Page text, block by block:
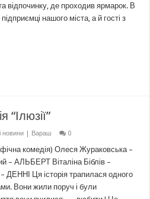
відпочинку, де проходив ярмарок. В
нашого міста, а й гості з
“Ілюзії”
новини | Вараш 0
комедія) Олеся Жураковська –
– АЛЬБЕРТ Віталіна Біблів –
Ця історія трапилася одного
Вони жили поруч і були